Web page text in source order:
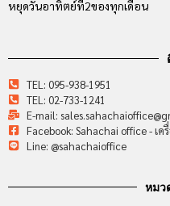
หยุดวันอาทิตย์ที่2ของทุกเดือน
TEL: 095-938-1951
TEL: 02-733-1241
E-mail:
Facebook: Sahachai office - เค
Line: @sahachaioffice
หมว